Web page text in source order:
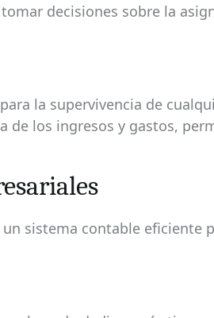
decisiones sobre la
la supervivencia de
de los ingresos y gastos,
sistema contable eficiente